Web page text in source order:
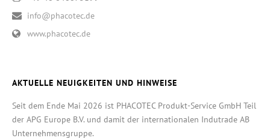
info@phacotec.de
www.phacotec.de
AKTUELLE NEUIGKEITEN UND HINWEISE
Seit dem Ende Mai 2026 ist PHACOTEC Produkt-Service GmbH Teil
der APG Europe B.V. und damit der internationalen Indutrade AB
Unternehmensgruppe.